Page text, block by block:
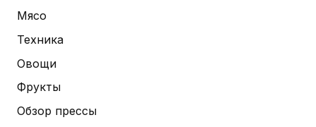
Мясо
Техника
Овощи
Фрукты
Обзор прессы